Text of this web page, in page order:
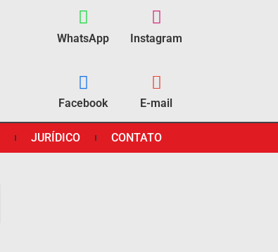
WhatsApp
Facebook
Instagram
E-mail
JURÍDICO CONTATO